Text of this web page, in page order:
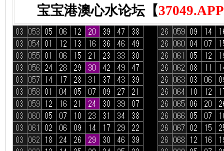
宝宝港澳心水论坛【37049.APP